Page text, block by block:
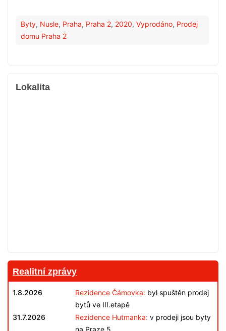
Byty, Nusle, Praha, Praha 2, 2020, Vyprodáno, Prodej
domu Praha 2
Lokalita
Realitní zprávy
1.8.2026 Rezidence Čámovka: byl spuštěn prodej
bytů ve III.etapě
31.7.2026
Rezidence Hutmanka: v prodeji jsou byty
na Praze 5